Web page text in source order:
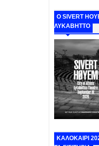
Ο SIVERT
ΛΥΚΑΒΗΤΤΟ
ΚΑΛΟΚΑΙΡΙ